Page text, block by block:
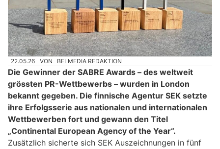
22.05.26 VON BELMEDIA REDAKTION
Die Gewinner der SABRE Awards – des weltweit
grössten PR-Wettbewerbs – wurden in London
bekannt gegeben. Die finnische Agentur SEK setzte
ihre Erfolgsserie aus nationalen und internationalen
Wettbewerben fort und gewann den Titel
„Continental European Agency of the Year“.
Zusätzlich sicherte sich SEK Auszeichnungen in fünf